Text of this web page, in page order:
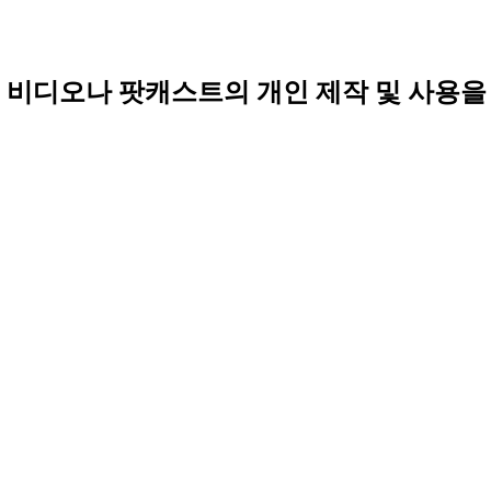
디오나 팟캐스트의 개인 제작 및 사용